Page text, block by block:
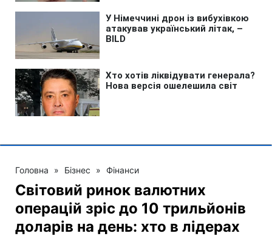
Головна » Бізнес » Фінанси
Світовий ринок валютних
операцій зріс до 10 трильйонів
доларів на день: хто в лідерах